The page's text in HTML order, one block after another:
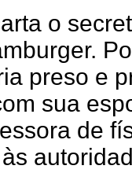
o
preso e
sua
de